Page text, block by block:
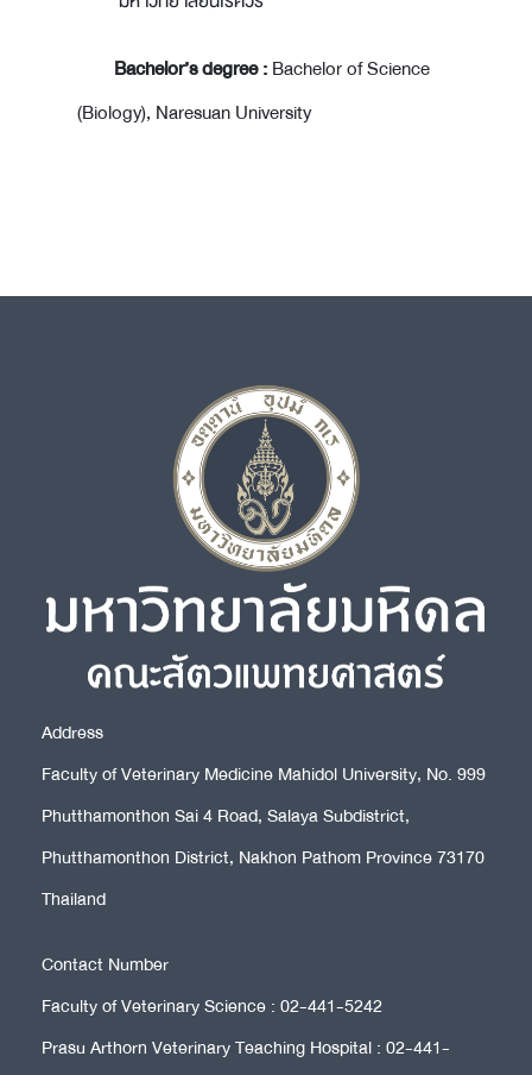
Bachelor’s degree :Bachelor of Science
(Biology), Naresuan University
Address
Faculty of Veterinary Medicine Mahidol University, No. 999
Phutthamonthon Sai 4 Road, Salaya Subdistrict,
Phutthamonthon District, Nakhon Pathom Province 73170
Thailand
Contact Number
Faculty of Veterinary Science : 02-441-5242
Prasu Arthorn Veterinary Teaching Hospital : 02-441-